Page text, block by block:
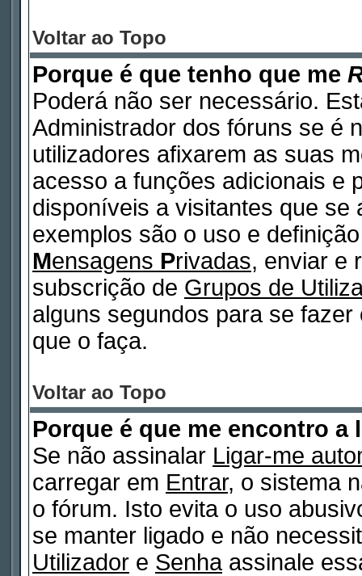
Voltar ao Topo
Porque é que tenho que me
Poderá não ser necessário.
Administrador dos fóruns se é
utilizadores afixarem as suas
acesso a funções adicionais e
disponíveis a visitantes que se
exemplos são o uso e
Mensagens Privadas, enviar e
subscrição de Grupos de
alguns segundos para se
que o faça.
Voltar ao Topo
Porque é que me encontro
Se não assinalar Ligar-me
carregar em Entrar, o sistema
o fórum. Isto evita o uso
se manter ligado e não
Utilizador e Senhaassinale